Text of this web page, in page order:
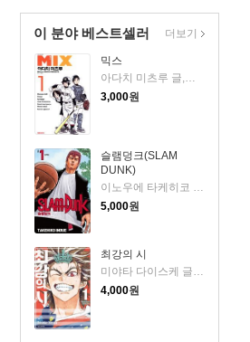
이 분야 베스트셀러
믹스
3,000원
슬램덩크(SLAM
DUNK)
이노우에 타케히코 글,그림
5,000원
최강의 시
미야타 다이스케 글그림
4,000원
더보기